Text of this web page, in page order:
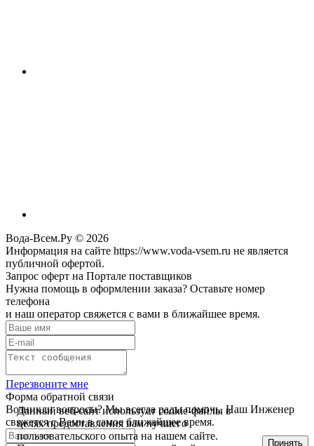
Вода-Всем.Ру © 2026
Информация на сайте https://www.voda-vsem.ru не является
публичной офертой.
Запрос оферт на Портале поставщиков
Нужна помощь в оформлении заказа? Оставьте номер
телефона
и наш оператор свяжется с вами в ближайшее время.
Перезвоните мне
Форма обратной связи
Возникли вопросы? Мы всегда рады помочь. Наш Инженер
свяжется с Вами в самое ближайшее время.
Данный веб-сайт использует cookie-файлы в
целях предоставления вам лучшего
пользовательского опыта на нашем сайте.
Принять